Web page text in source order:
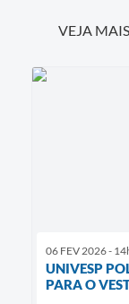
VEJA
06 FEV 2026 -
UNIVESP
PARA O